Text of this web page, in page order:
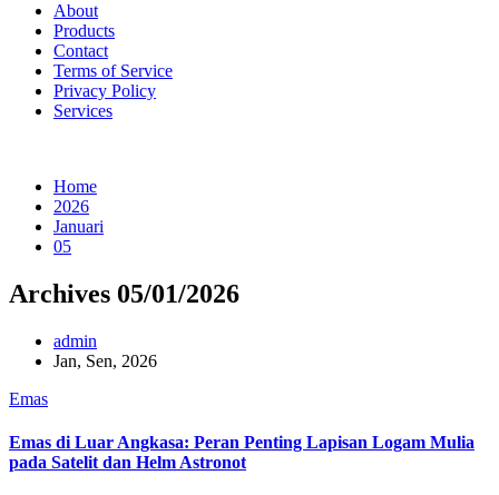
About
Products
Contact
Terms of Service
Privacy Policy
Services
Home
2026
Januari
05
Archives 05/01/2026
admin
Jan, Sen, 2026
Emas
Emas di Luar Angkasa: Peran Penting Lapisan Logam Mulia
pada Satelit dan Helm Astronot